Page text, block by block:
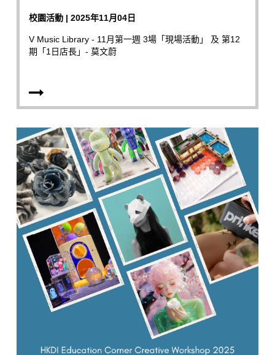
校園活動 | 2025年11月04日
V Music Library - 11月第一週 3場「現場活動」 及 第12
期「1日店長」- 莫文蔚